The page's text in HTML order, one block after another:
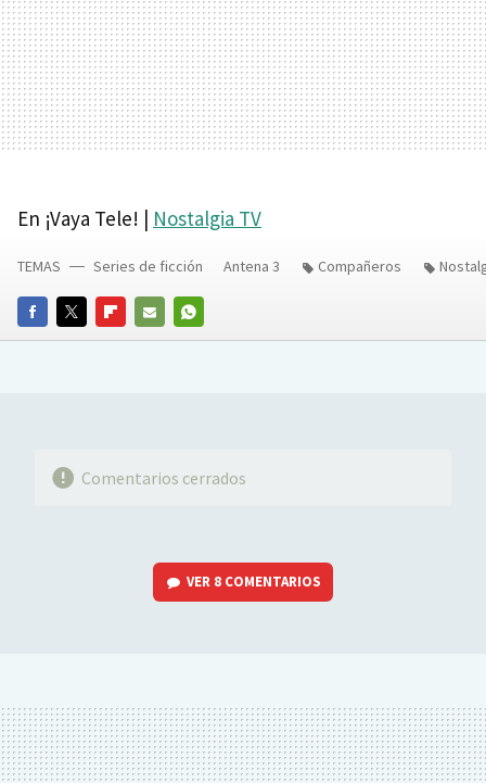
En ¡Vaya Tele! | Nostalgia TV
FACEBOOKTWITTERFLIPBOARD
E-
WHATSAPP
TEMAS Series de ficción Antena 3 Compañeros
Comentarios cerrados
VER 8 COMENTARIOS